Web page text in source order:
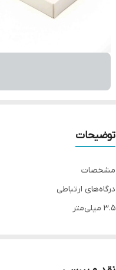
توضیحات
مشخصات
درگاه‌های ارتباطی
۳.۵ میلی‌متر
نوع کابل